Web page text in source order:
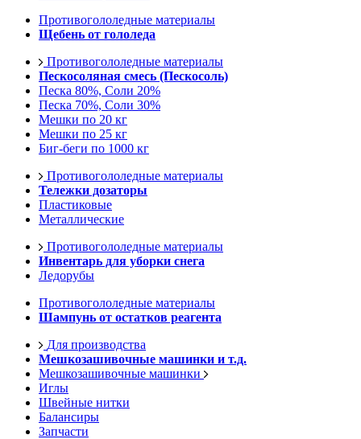
Противогололедные материалы
Щебень от гололеда
Противогололедные материалы
Пескосоляная смесь (Пескосоль)
Песка 80%, Соли 20%
Песка 70%, Соли 30%
Мешки по 20 кг
Мешки по 25 кг
Биг-беги по 1000 кг
Противогололедные материалы
Тележки дозаторы
Пластиковые
Металлические
Противогололедные материалы
Инвентарь для уборки снега
Ледорубы
Противогололедные материалы
Шампунь от остатков реагента
Для производства
Мешкозашивочные машинки и т.д.
Мешкозашивочные машинки
Иглы
Швейные нитки
Балансиры
Запчасти